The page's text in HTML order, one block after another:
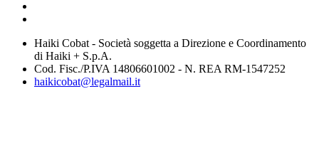
Haiki Cobat - Società soggetta a Direzione e Coordinamento
di Haiki + S.p.A.
Cod. Fisc./P.IVA 14806601002 - N. REA RM-1547252
haikicobat@legalmail.it